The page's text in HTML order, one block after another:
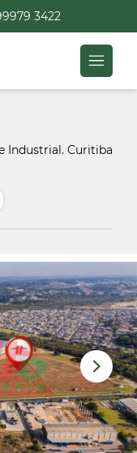
3422
Industrial. Curitiba